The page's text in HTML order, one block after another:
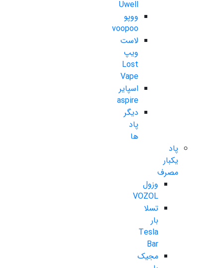
Uwell
ووپو
voopoo
لاست
ویپ
Lost
Vape
اسپایر
aspire
دیگر
پاد
ها
پاد
یکبار
مصرف
وزول
VOZOL
تسلا
بار
Tesla
Bar
مجیک